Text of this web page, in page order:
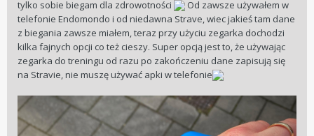
tylko sobie biegam dla zdrowotności
Od zawsze używałem w
telefonie Endomondo i od niedawna Strave, wiec jakieś tam dane
z biegania zawsze miałem, teraz przy użyciu zegarka dochodzi
kilka fajnych opcji co też cieszy. Super opcją jest to, że używając
zegarka do treningu od razu po zakończeniu dane zapisują się
na Stravie, nie muszę używać apki w telefonie